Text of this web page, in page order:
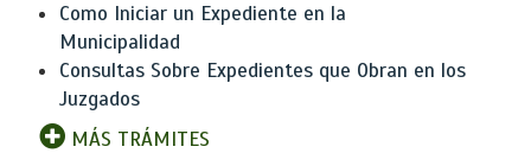
Como Iniciar un Expediente en la
Municipalidad
Consultas Sobre Expedientes que Obran en los
Juzgados
MÁS TRÁMITES